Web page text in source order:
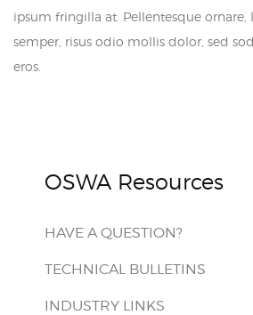
ipsum fringilla at. Pellentesque
semper, risus odio mollis dolor, sed
eros.
OSWA Resources
HAVE A QUESTION?
TECHNICAL BULLETINS
INDUSTRY LINKS